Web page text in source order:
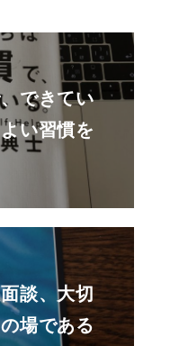
できてい
い習慣を
談、大切
場である